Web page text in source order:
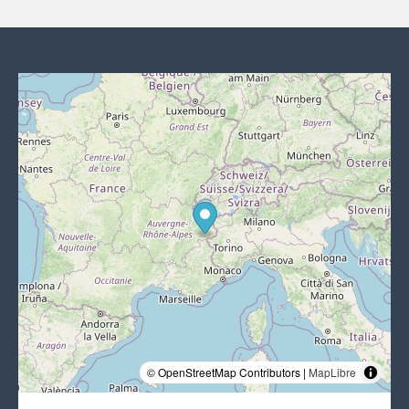
© OpenStreetMap Contributors | MapLibre